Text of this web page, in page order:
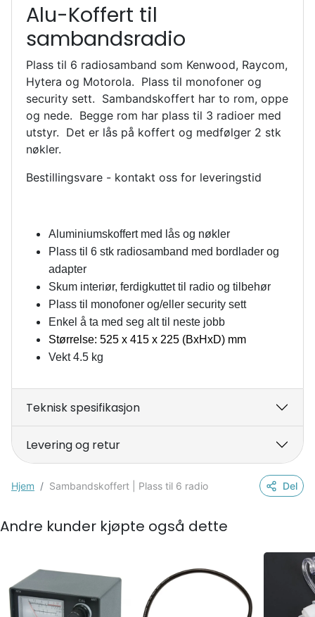
Alu-Koffert til
sambandsradio
Plass til 6 radiosamband som Kenwood, Raycom,
Hytera og Motorola. Plass til monofoner og
security sett. Sambandskoffert har to rom, oppe
og nede. Begge rom har plass til 3 radioer med
utstyr. Det er lås på koffert og medfølger 2 stk
nøkler.
Bestillingsvare - kontakt oss for leveringstid
Aluminiumskoffert med lås og nøkler
Plass til 6 stk radiosamband med bordlader og
adapter
Skum interiør, ferdigkuttet til radio og tilbehør
Plass til monofoner og/eller security sett
Enkel å ta med seg alt til neste jobb
Størrelse: 525 x 415 x 225 (BxHxD) mm
Vekt 4.5 kg
Teknisk spesifikasjon
Levering og retur
Hjem Sambandskoffert | Plass til 6 radio Del
Andre kunder kjøpte også dette